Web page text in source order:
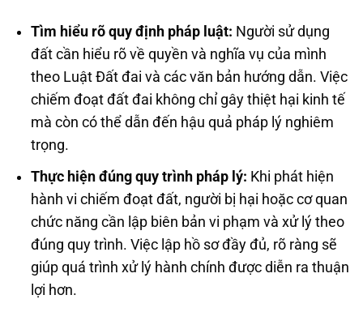
Tìm hiểu rõ quy định pháp luật: Người sử dụng
đất cần hiểu rõ về quyền và nghĩa vụ của mình
theo Luật Đất đai và các văn bản hướng dẫn. Việc
chiếm đoạt đất đai không chỉ gây thiệt hại kinh tế
mà còn có thể dẫn đến hậu quả pháp lý nghiêm
trọng.
Thực hiện đúng quy trình pháp lý: Khi phát hiện
hành vi chiếm đoạt đất, người bị hại hoặc cơ quan
chức năng cần lập biên bản vi phạm và xử lý theo
đúng quy trình. Việc lập hồ sơ đầy đủ, rõ ràng sẽ
giúp quá trình xử lý hành chính được diễn ra thuận
lợi hơn.